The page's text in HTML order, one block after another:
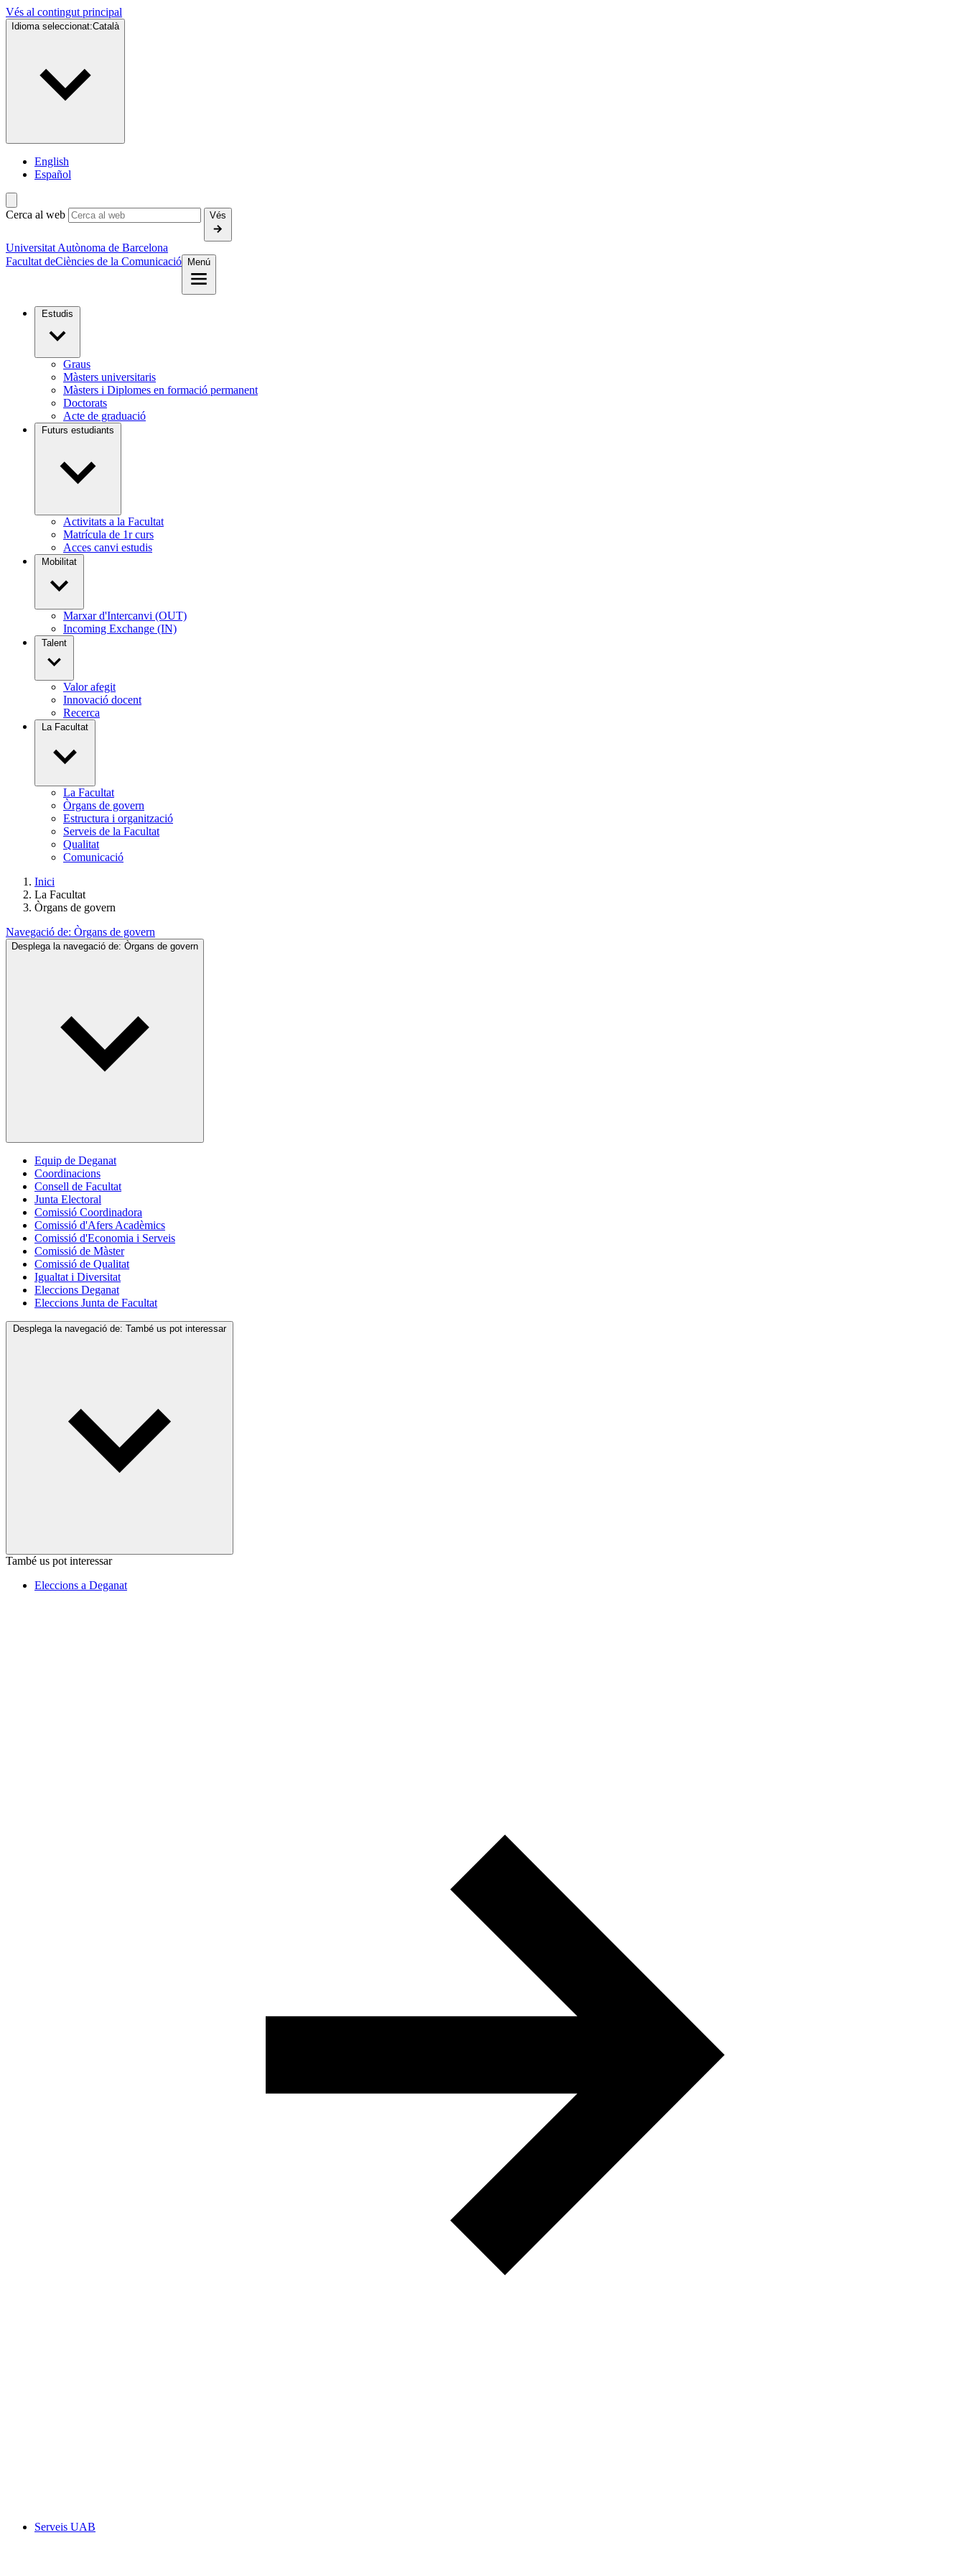
Vés al contingut principal
Idioma seleccionat:Català
English
Español
Cerca al web Vés
Universitat Autònoma de Barcelona
Facultat deCiències de la Comunicació Menú
Estudis
Graus
Màsters universitaris
Màsters i Diplomes en formació permanent
Doctorats
Acte de graduació
Futurs estudiants
Activitats a la Facultat
Matrícula de 1r curs
Acces canvi estudis
Mobilitat
Marxar d'Intercanvi (OUT)
Incoming Exchange (IN)
Talent
Valor afegit
Innovació docent
Recerca
La Facultat
La Facultat
Òrgans de govern
Estructura i organització
Serveis de la Facultat
Qualitat
Comunicació
Inici
La Facultat
Òrgans de govern
Navegació de: Òrgans de govern
Desplega la navegació de: Òrgans de govern
Equip de Deganat
Coordinacions
Consell de Facultat
Junta Electoral
Comissió Coordinadora
Comissió d'Afers Acadèmics
Comissió d'Economia i Serveis
Comissió de Màster
Comissió de Qualitat
Igualtat i Diversitat
Eleccions Deganat
Eleccions Junta de Facultat
Desplega la navegació de: També us pot interessar
També us pot interessar
Eleccions a Deganat
Serveis UAB